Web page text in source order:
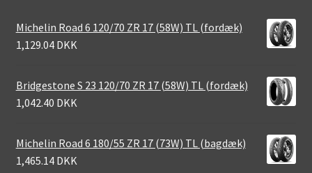
Michelin Road 6 120/70 ZR 17 (58W) TL (fordæk)
1,129.04 DKK
Bridgestone S 23 120/70 ZR 17 (58W) TL (fordæk)
1,042.40 DKK
Michelin Road 6 180/55 ZR 17 (73W) TL (bagdæk)
1,465.14 DKK